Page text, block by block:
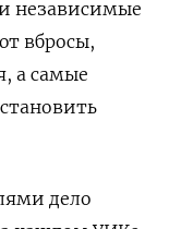
независимые
вбросы,
а самые
дело